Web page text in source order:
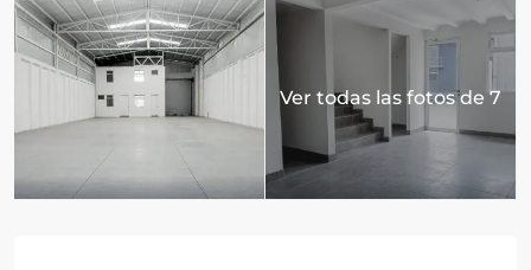
Ver todas las fotos de 7